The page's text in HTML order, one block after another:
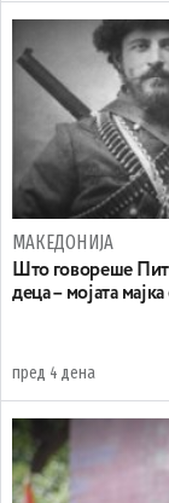
МАКЕДОНИЈА
Што говореше
деца – мојата
пред 4 дена